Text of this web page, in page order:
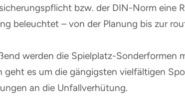
bzw. der DIN-Norm eine
beleuchtet – von der Planung bis zur
werden die Spielplatz-Sonderformen
geht es um die gängigsten vielfältigen
an die Unfallverhütung.